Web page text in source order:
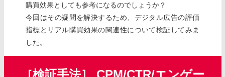
購買効果としても参考になるのでしょうか？
今回はその疑問を解決するため、デジタル広告の評価
指標とリアル購買効果の関連性について検証してみま
した。
［検証手法］ CPM/CTR/エンゲー